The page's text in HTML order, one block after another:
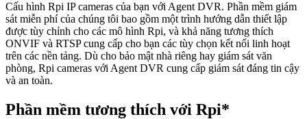
Cấu hình Rpi IP cameras của bạn với Agent DVR. Phần mềm giám
sát miễn phí của chúng tôi bao gồm một trình hướng dẫn thiết lập
được tùy chỉnh cho các mô hình Rpi, và khả năng tương thích
ONVIF và RTSP cung cấp cho bạn các tùy chọn kết nối linh hoạt
trên các nền tảng. Dù cho bảo mật nhà riêng hay giám sát văn
phòng, Rpi cameras với Agent DVR cung cấp giám sát đáng tin cậy
và an toàn.
Phần mềm tương thích với Rpi*